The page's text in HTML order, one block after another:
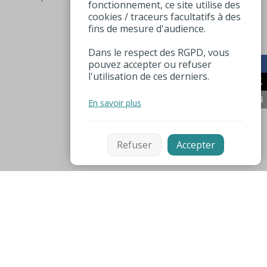
fonctionnement, ce site utilise des
cookies / traceurs facultatifs à des
fins de mesure d'audience.
Dans le respect des RGPD, vous
pouvez accepter ou refuser
l'utilisation de ces derniers.
En savoir plus
Refuser Accepter